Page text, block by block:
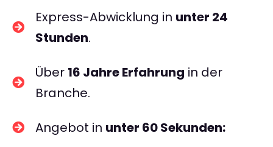
Express-Abwicklung in unter 24
Stunden.
Über 16 Jahre Erfahrung in der
Branche.
Angebot in unter 60 Sekunden: